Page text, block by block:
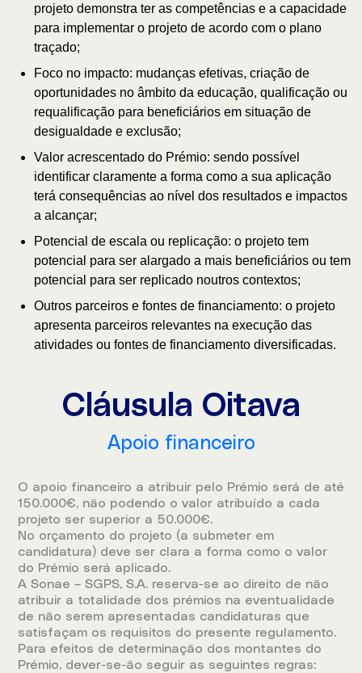
projeto demonstra ter as competências e a capacidade
para implementar o projeto de acordo com o plano
traçado;
Foco no impacto: mudanças efetivas, criação de
oportunidades no âmbito da educação, qualificação ou
requalificação para beneficiários em situação de
desigualdade e exclusão;
Valor acrescentado do Prémio: sendo possível
identificar claramente a forma como a sua aplicação
terá consequências ao nível dos resultados e impactos
a alcançar;
Potencial de escala ou replicação: o projeto tem
potencial para ser alargado a mais beneficiários ou tem
potencial para ser replicado noutros contextos;
Outros parceiros e fontes de financiamento: o projeto
apresenta parceiros relevantes na execução das
atividades ou fontes de financiamento diversificadas.
Cláusula Oitava
Apoio financeiro
O apoio financeiro a atribuir pelo Prémio será de até
150.000€, não podendo o valor atribuído a cada
projeto ser superior a 50.000€.
No orçamento do projeto (a submeter em
candidatura) deve ser clara a forma como o valor
do Prémio será aplicado.
A Sonae – SGPS, S.A. reserva-se ao direito de não
atribuir a totalidade dos prémios na eventualidade
de não serem apresentadas candidaturas que
satisfaçam os requisitos do presente regulamento.
Para efeitos de determinação dos montantes do
Prémio, dever-se-ão seguir as seguintes regras: